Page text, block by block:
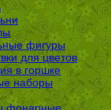
фигуры
для цветов
в горшке
наборы